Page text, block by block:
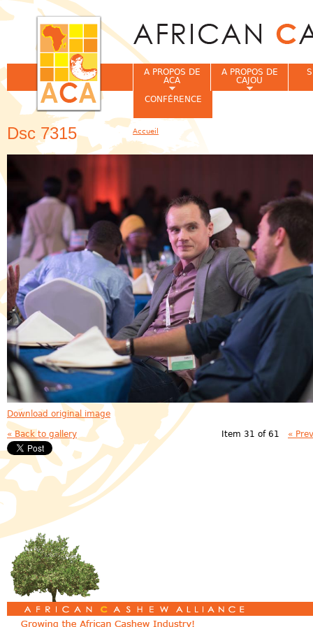
Dsc 7315
Download original image
« Back to gallery Item 31 of 61 «
A PROPOS DE
ACA
A PROPOS DE
CAJOU
CONFÉRENCE
Vous êtes ici
Accueil